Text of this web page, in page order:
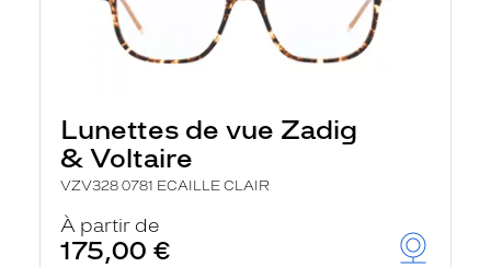
Lunettes de vue Zadig
& Voltaire
VZV328 0781 ECAILLE CLAIR
À partir de
175,00 €